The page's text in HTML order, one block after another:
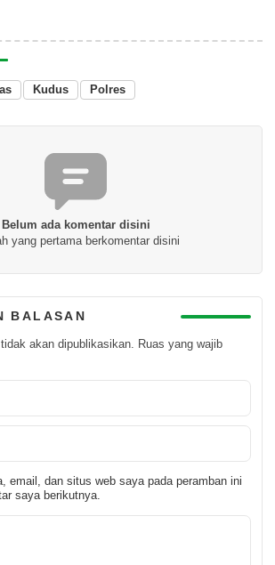
Kudus Polres
Belum ada komentar disini
yang pertama berkomentar disini
BALASAN
akan dipublikasikan. Ruas yang wajib
email, dan situs web saya pada peramban ini
saya berikutnya.